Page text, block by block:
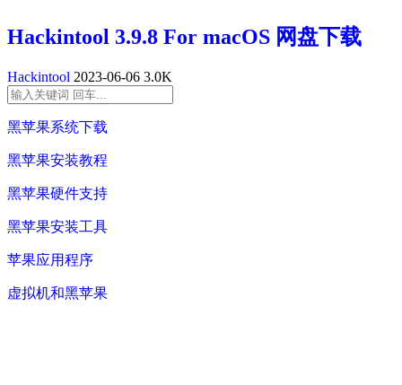
Hackintool 3.9.8 For macOS 网盘下载
Hackintool 2023-06-06 3.0K
黑苹果系统下载
黑苹果安装教程
黑苹果硬件支持
黑苹果安装工具
苹果应用程序
虚拟机和黑苹果